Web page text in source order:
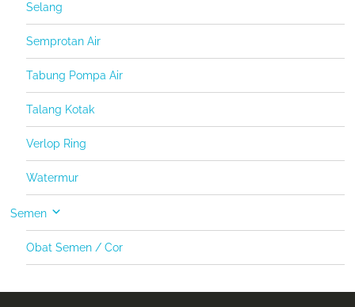
Selang
Semprotan Air
Tabung Pompa Air
Talang Kotak
Verlop Ring
Watermur
Semen
Obat Semen / Cor